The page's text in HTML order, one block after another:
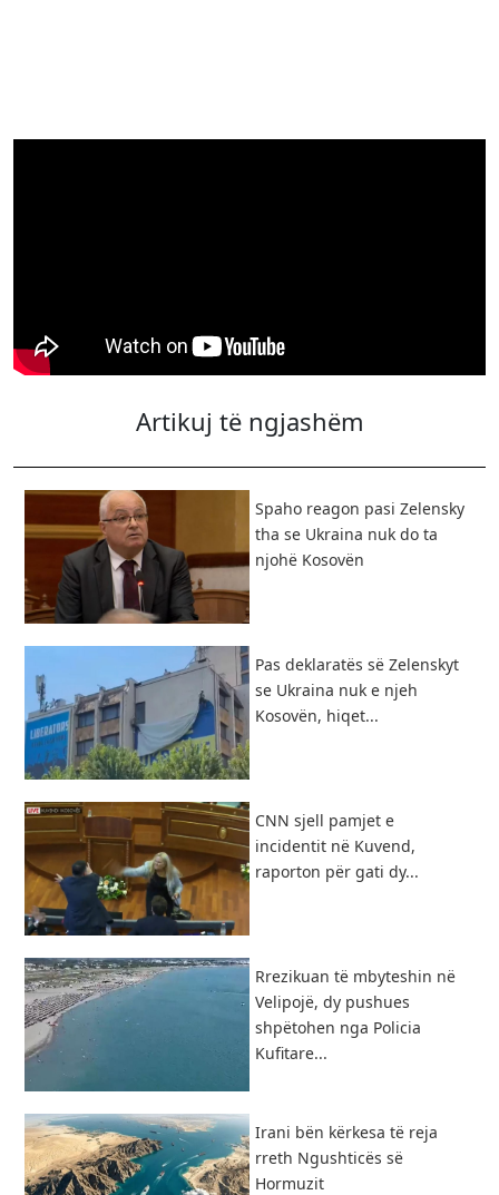
Artikuj të ngjashëm
​Spaho reagon pasi Zelensky
tha se Ukraina nuk do ta
njohë Kosovën
Pas deklaratës së Zelenskyt
se Ukraina nuk e njeh
Kosovën, hiqet...
CNN sjell pamjet e
incidentit në Kuvend,
raporton për gati dy...
Rrezikuan të mbyteshin në
Velipojë, dy pushues
shpëtohen nga Policia
Kufitare...
​Irani bën kërkesa të reja
rreth Ngushticës së
Hormuzit